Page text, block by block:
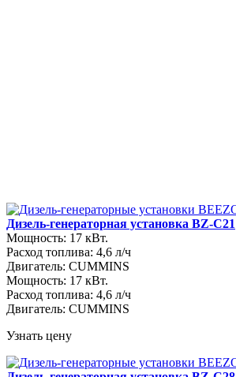
Дизель-генераторная установка BZ-C21
Мощность: 17 кВт.
Расход топлива: 4,6 л/ч
Двигатель: CUMMINS
Мощность: 17 кВт.
Расход топлива: 4,6 л/ч
Двигатель: CUMMINS
Узнать цену